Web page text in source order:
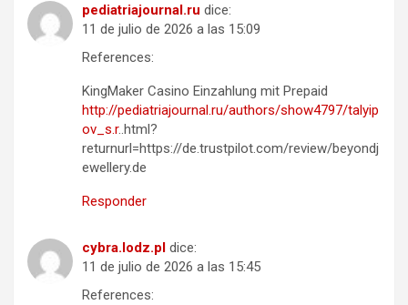
pediatriajournal.ru dice:
11 de julio de 2026 a las 15:09
References:
KingMaker Casino Einzahlung mit Prepaid
http://pediatriajournal.ru/authors/show4797/talyip
ov_s.r..html?
returnurl=https://de.trustpilot.com/review/beyondj
ewellery.de
Responder
cybra.lodz.pl dice:
11 de julio de 2026 a las 15:45
References: